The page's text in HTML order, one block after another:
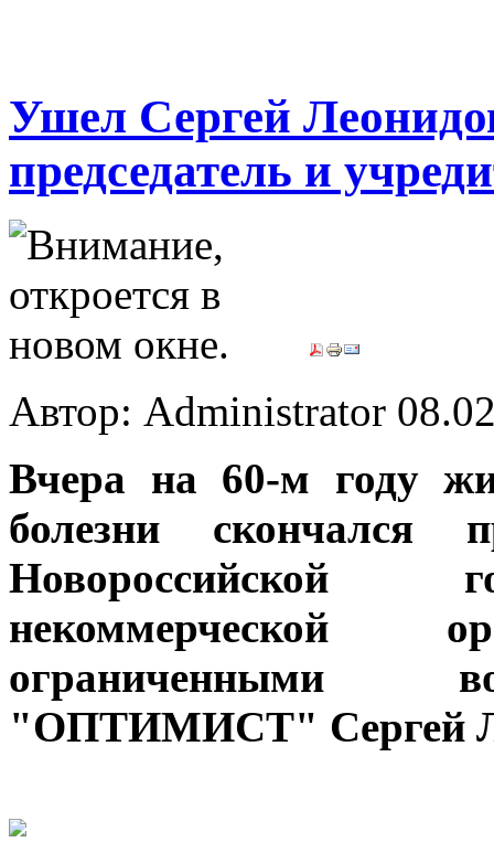
Ушел Сергей
председатель и
Автор: Administrator
Вчера на 60-м году
болезни скончался
Новороссийской
некоммерческой
ограниченными
"ОПТИМИСТ" Сергей